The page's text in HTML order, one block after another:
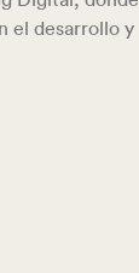
el desarrollo y